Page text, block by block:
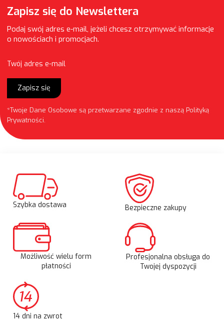
Zapisz się do Newslettera
Podaj swój adres e-mail, jeżeli chcesz otrzymywać informacje
o nowościach i promocjach.
Twój adres e-mail
Zapisz się
*Twoje Dane Osobowe są przetwarzane zgodnie z naszą Polityką
Prywatności.
Szybka dostawa Bezpieczne zakupy
Możliwość wielu form
płatności
Profesjonalna obsługa do
Twojej dyspozycji
14 dni na zwrot